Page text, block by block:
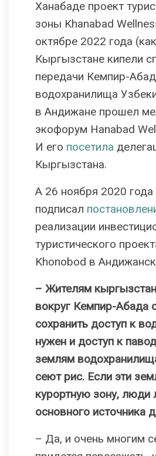
Ханабаде проект
зоны Khanabad
октябре 2022 года
Кыргызстане кипели
передачи Кемпир-
водохранилища
в Андижане прошел
экофорум Hanabad
И его посетила
Кыргызстана.
А 26 ноября 2020
подписал
реализации
туристического
Khonobod в
– Жителям
вокруг Кемпир-Абада
сохранить доступ к
нужен и доступ к
землям
сеют рис. Если эти
курортную зону, люди
основного источника
– Да, и очень многим